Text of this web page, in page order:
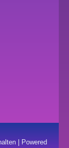
| Powered